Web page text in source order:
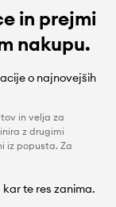
in prejmi
nakupu.
o najnovejših
in velja za
z drugimi
iz popusta. Za
te res zanima.